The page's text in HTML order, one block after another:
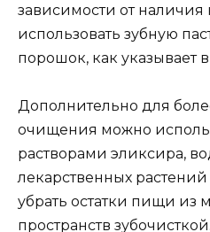
зависимости от наличия
использовать зубную
порошок, как указывает
Дополнительно для
очищения можно
растворами эликсира,
лекарственных
убрать остатки пищи из
пространств зубочисткой.